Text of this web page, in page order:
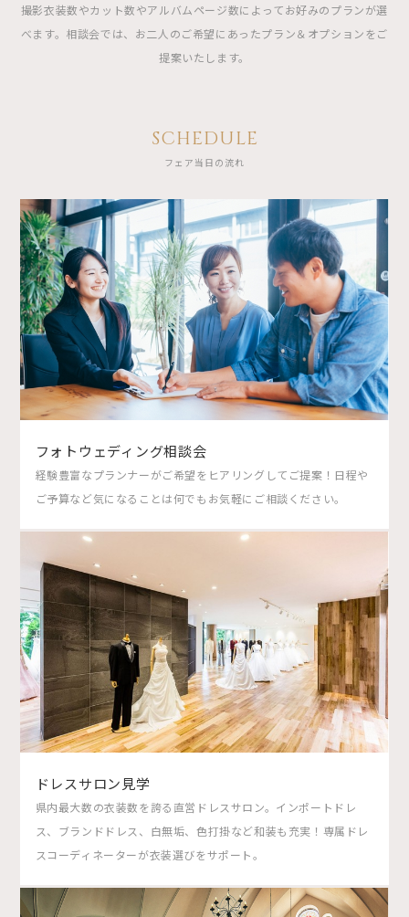
撮影衣装数やカット数やアルバムページ数によってお好みのプランが選
べます。相談会では、お二人のご希望にあったプラン＆オプションをご
提案いたします。
SCHEDULE
フェア当日の流れ
フォトウェディング相談会
経験豊富なプランナーがご希望をヒアリングしてご提案！日程や
ご予算など気になることは何でもお気軽にご相談ください。
ドレスサロン見学
県内最大数の衣装数を誇る直営ドレスサロン。インポートドレ
ス、ブランドドレス、白無垢、色打掛など和装も充実！専属ドレ
スコーディネーターが衣装選びをサポート。